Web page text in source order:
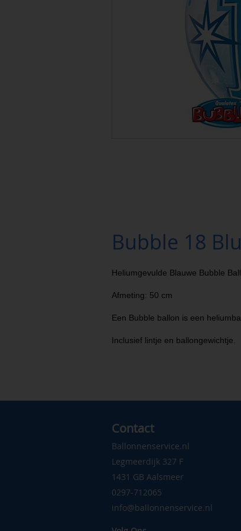
Bubble 18
Heliumgevulde Blauwe Bubble
Afmeting: 50 cm
Een Bubble ballon is een
Inclusief lintje en ballongewichtje.
Contact
Ballonnenservice.nl
Legmeerdijk 327 F
1431 GB Aalsmeer
0297-712065
info@ballonnenservice.nl